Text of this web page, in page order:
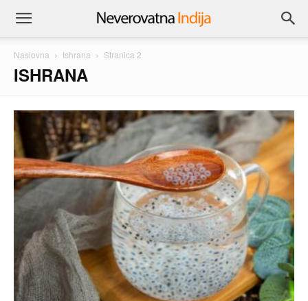
Naslovna Ishrana Stranica 2
ISHRANA